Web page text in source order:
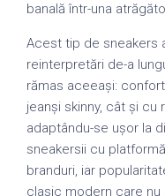
banală într-una
Acest tip de sneakers
reinterpretări de-a
rămas aceeași:
jeanși skinny, cât și cu
adaptându-se ușor la
sneakersii cu
branduri, iar
clasic modern care